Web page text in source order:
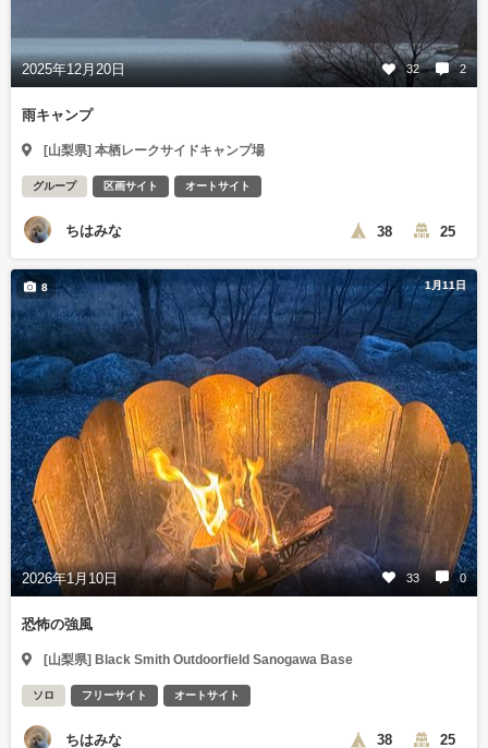
2025年12月20日 32 2
雨キャンプ
[山梨県] 本栖レークサイドキャンプ場
グループ 区画サイト オートサイト
ちはみな 38 25
1月11日
2026年1月10日 33 0
8
恐怖の強風
[山梨県] Black Smith Outdoorfield Sanogawa Base
ソロ フリーサイト オートサイト
ちはみな 38 25